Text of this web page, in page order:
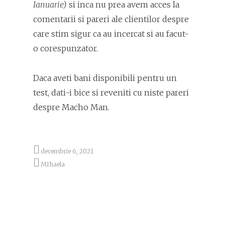
Ianuarie) si inca nu prea avem acces la
comentarii si pareri ale clientilor despre
care stim sigur ca au incercat si au facut-
o corespunzator.
Daca aveti bani disponibili pentru un
test, dati-i bice si reveniti cu niste pareri
despre Macho Man.
decembrie 6, 2021
MIhaela